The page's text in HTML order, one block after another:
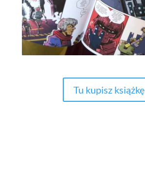
Tu kupisz książkę